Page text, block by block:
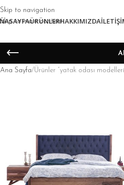
Skip to navigation
Skip to main content
ÜRÜNLERHAKKIMIZDA
Ana Sayfa Ürünler “yatak odası